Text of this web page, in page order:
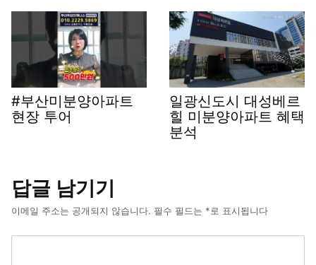
#부산미분양아파트
현장 투어
일광신도시 대성베르
힐 미분양아파트 혜택
분석
답글 남기기
이메일 주소는 공개되지 않습니다. 필수 필드는 *로 표시됩니다